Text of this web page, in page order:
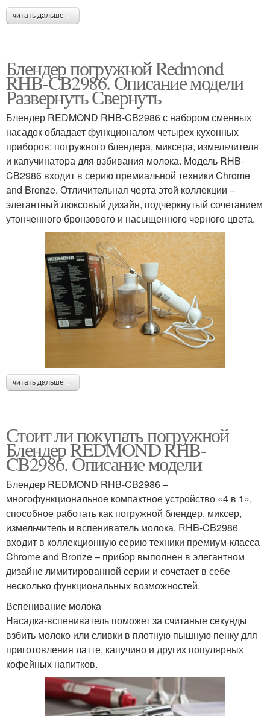
читать дальше →
Блендер погружной Redmond
RHB-CB2986. Описание модели
Развернуть Свернуть
Блендер REDMOND RHB-CB2986 с набором сменных
насадок обладает функционалом четырех кухонных
приборов: погружного блендера, миксера, измельчителя
и капучинатора для взбивания молока. Модель RHB-
CB2986 входит в серию премиальной техники Chrome
and Bronze. Отличительная черта этой коллекции –
элегантный люксовый дизайн, подчеркнутый сочетанием
утонченного бронзового и насыщенного черного цвета.
читать дальше →
Стоит ли покупать погружной
Блендер REDMOND RHB-
CB2986. Описание модели
Блендер REDMOND RHB-CB2986 –
многофункциональное компактное устройство «4 в 1»,
способное работать как погружной блендер, миксер,
измельчитель и вспениватель молока. RHB-CB2986
входит в коллекционную серию техники премиум-класса
Chrome and Bronze – прибор выполнен в элегантном
дизайне лимитированной серии и сочетает в себе
несколько функциональных возможностей.
Вспенивание молока
Насадка-вспениватель поможет за считаные секунды
взбить молоко или сливки в плотную пышную пенку для
приготовления латте, капучино и других популярных
кофейных напитков.